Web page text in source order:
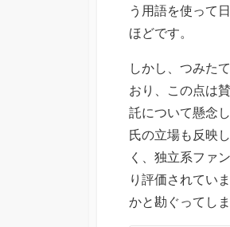
う用語を使って
ほどです。
しかし、つみた
おり、この点は
託について懸念
氏の立場も反映
く、独立系ファ
り評価されてい
かと勘ぐってしま